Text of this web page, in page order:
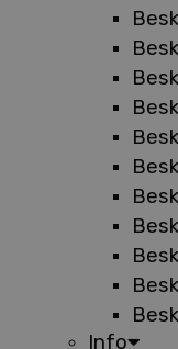
Info